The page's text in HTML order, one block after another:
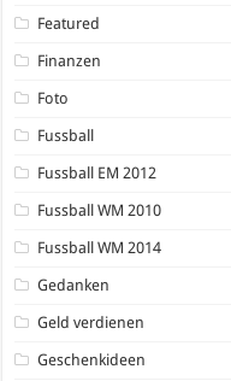
Featured
Finanzen
Foto
Fussball
Fussball EM 2012
Fussball WM 2010
Fussball WM 2014
Gedanken
Geld verdienen
Geschenkideen